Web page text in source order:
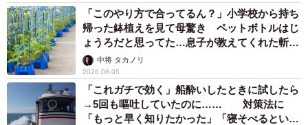
この投稿をInstagramで見る
「このやり方で合ってるん？」小学校から持ち
帰った鉢植えを見て母驚き ペットボトルはじ
ょうろだと思ってた…息子が教えてくれた斬新
な水やりとは
中将 タカノリ
2026.08.05
「これガチで効く」船酔いしたときに試したら
→5回も嘔吐していたのに…… 対策法に
「もっと早く知りたかった」「寝そべるといい